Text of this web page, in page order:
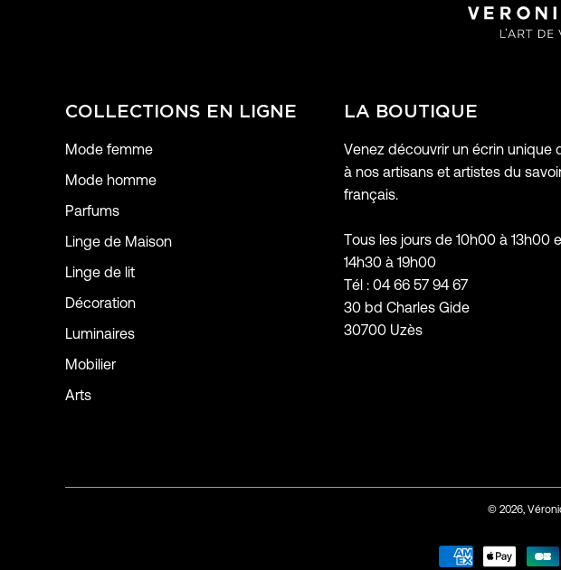
COLLECTIONS EN LIGNE
Mode femme
Mode homme
Parfums
Linge de Maison
Linge de lit
Décoration
Luminaires
Mobilier
Arts
LA BOUTIQUE
Venez découvrir un écrin unique
à nos artisans et artistes du
français.
Tous les jours de 10h00 à 13h00
14h30 à 19h00
Tél : 04 66 57 94 67
30 bd Charles Gide
30700 Uzès
© 2026,